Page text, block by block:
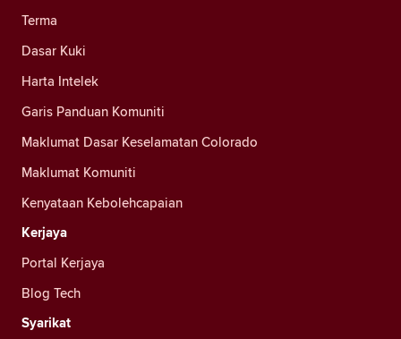
Terma
Dasar Kuki
Harta Intelek
Garis Panduan Komuniti
Maklumat Dasar Keselamatan Colorado
Maklumat Komuniti
Kenyataan Kebolehcapaian
Kerjaya
Portal Kerjaya
Blog Tech
Syarikat